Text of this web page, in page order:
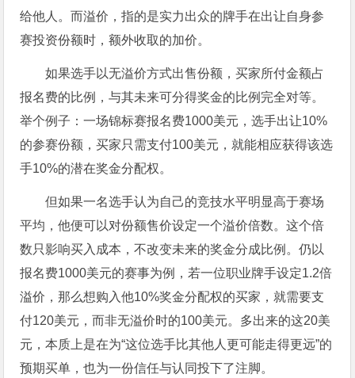
给他人。而溢价，指的是实力出众的牌手在出让自身参
赛投资份额时，额外收取的加价。
如果选手以无溢价方式出售份额，买家所付金额占
报名费的比例，与其未来可分得奖金的比例完全对等。
举个例子：一场锦标赛报名费1000美元，选手出让10%
的参赛份额，买家只需支付100美元，就能相应获得该选
手10%的潜在奖金分配权。
但如果一名选手认为自己的竞技水平明显高于赛场
平均，他便可以对份额售价设定一个溢价倍数。这个倍
数只影响买入成本，不改变未来的奖金分成比例。仍以
报名费1000美元的赛事为例，若一位职业牌手设定1.2倍
溢价，那么想购入他10%奖金分配权的买家，就需要支
付120美元，而非无溢价时的100美元。多出来的这20美
元，本质上是在为“这位选手比其他人更可能走得更远”的
预期买单，也为一份信任与认同投下了注脚。